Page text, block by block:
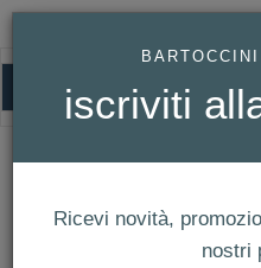
HOMEPAGE
SWAROVSKI - ANELLO RARE,
Swarovski - Anello
Placcato color oro
iscriviti
Ricevi novità,
nostri